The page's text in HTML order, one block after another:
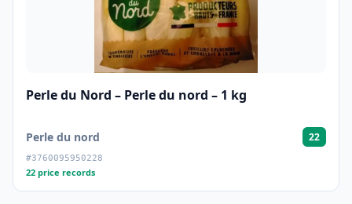
Perle du Nord – Perle du nord – 1 kg
Perle du nord 22
#3760095950228
22 price records